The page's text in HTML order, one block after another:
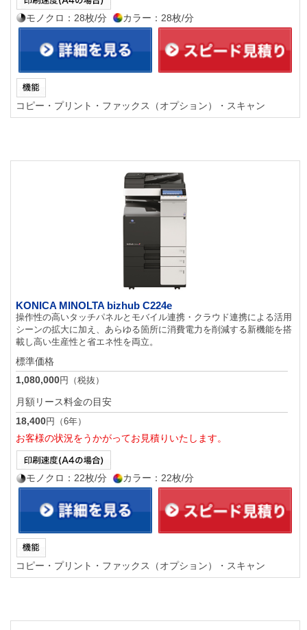
モノクロ：28枚/分 カラー：28枚/分
コピー・プリント・ファックス（オプション）・スキャン
KONICA MINOLTA bizhub C224e
操作性の高いタッチパネルとモバイル連携・クラウド連携による活用
シーンの拡大に加え、あらゆる箇所に消費電力を削減する新機能を搭
載し高い生産性と省エネ性を両立。
標準価格
1,080,000円（税抜）
月額リース料金の目安
18,400円（6年）
お客様の状況をうかがってお見積りいたします。
モノクロ：22枚/分 カラー：22枚/分
コピー・プリント・ファックス（オプション）・スキャン